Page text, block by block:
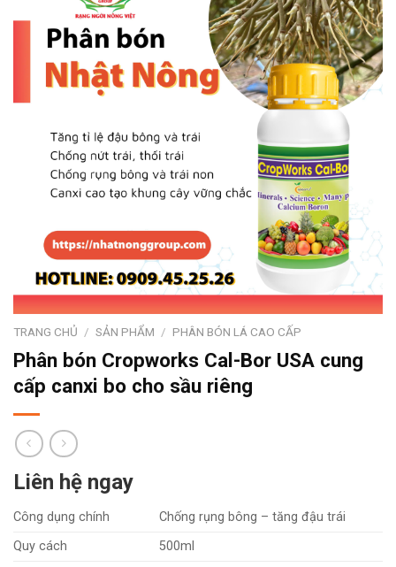
TRANG CHỦ / SẢN PHẨM / PHÂN BÓN LÁ CAO CẤP
Phân bón Cropworks Cal-Bor USA cung
cấp canxi bo cho sầu riêng
Liên hệ ngay
Công dụng chính
Chống rụng bông – tăng đậu trái
Quy cách
500ml